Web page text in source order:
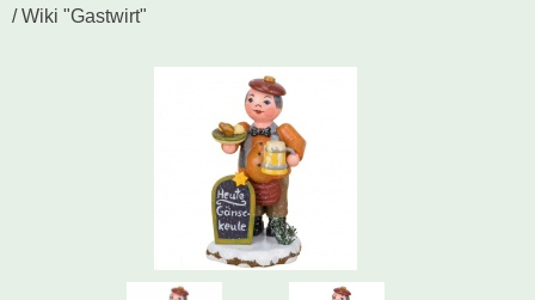
Ausgewählte Produkte
Holzkunst nach Hersteller
Wiki "Gastwirt"